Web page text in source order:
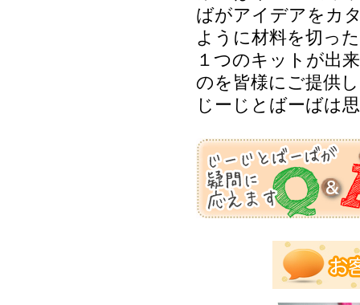
ばがアイデアをカ
ように材料を切っ
１つのキットが出
のを皆様にご提供
じーじとばーばは